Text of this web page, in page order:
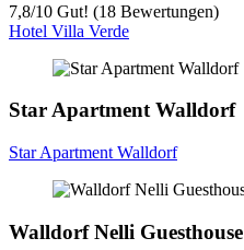
7,8/10 Gut! (18 Bewertungen)
Hotel Villa Verde
Star Apartment Walldorf
Star Apartment Walldorf
Walldorf Nelli Guesthouse